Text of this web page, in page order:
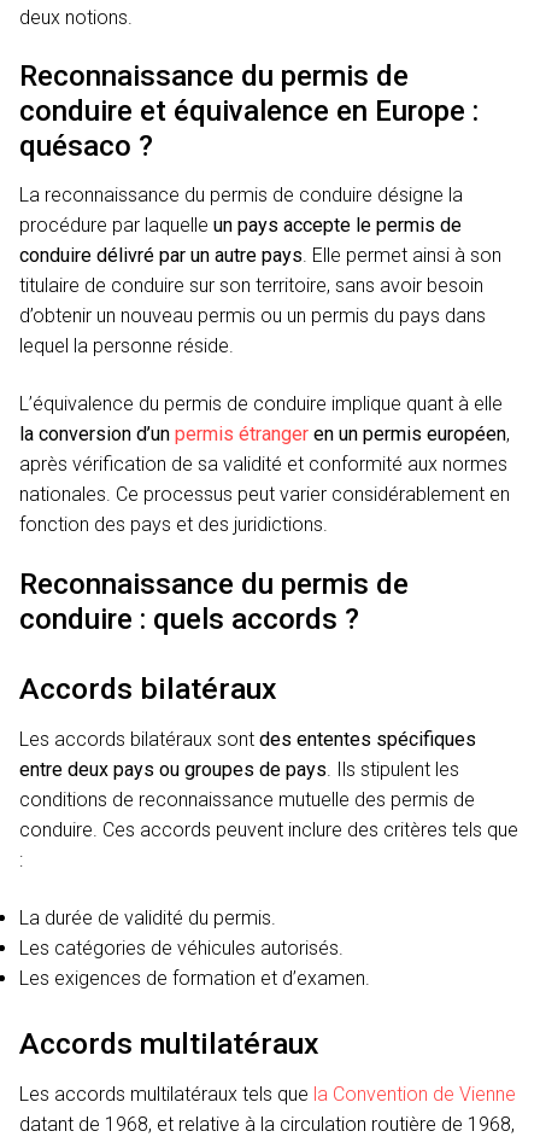
deux notions.
Reconnaissance du permis de
conduire et équivalence en Europe :
quésaco ?
La reconnaissance du permis de conduire désigne la
procédure par laquelle un pays accepte le permis de
conduire délivré par un autre pays. Elle permet ainsi à son
titulaire de conduire sur son territoire, sans avoir besoin
d’obtenir un nouveau permis ou un permis du pays dans
lequel la personne réside.
L’équivalence du permis de conduire implique quant à elle
la conversion d’un permis étranger en un permis européen,
après vérification de sa validité et conformité aux normes
nationales. Ce processus peut varier considérablement en
fonction des pays et des juridictions.
Reconnaissance du permis de
conduire : quels accords ?
Accords bilatéraux
Les accords bilatéraux sont des ententes spécifiques
entre deux pays ou groupes de pays. Ils stipulent les
conditions de reconnaissance mutuelle des permis de
conduire. Ces accords peuvent inclure des critères tels que
:
La durée de validité du permis.
Les catégories de véhicules autorisés.
Les exigences de formation et d’examen.
Accords multilatéraux
Les accords multilatéraux tels que la Convention de Vienne
datant de 1968, et relative à la circulation routière de 1968,